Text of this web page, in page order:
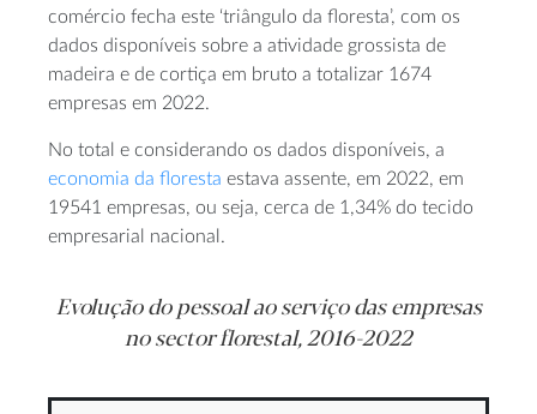
comércio fecha este ‘triângulo da floresta’, com os
dados disponíveis sobre a atividade grossista de
madeira e de cortiça em bruto a totalizar 1674
empresas em 2022.
No total e considerando os dados disponíveis, a
economia da floresta estava assente, em 2022, em
19541 empresas, ou seja, cerca de 1,34% do tecido
empresarial nacional.
Evolução do pessoal ao serviço das empresas
no sector florestal, 2016-2022